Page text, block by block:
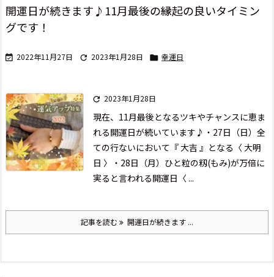
開運日が続きます♪11月最後の縁起の良いタイミン
グです！
 2022年11月27日  2023年1月28日  幸運日
 2023年1月28日
現在、11月最後となるツキやチャンスに恵ま
れる開運日が続いています♪ ・27日（日）全
ての行ないにおいて『 大吉 』となる〈 大明
日 〉
・28日（月）ひと粒の籾(もみ)が万倍に
実ると言われる開運日〈 ...
記事を読む 開運日が続きます ...